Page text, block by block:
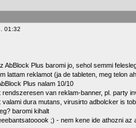
01:32
AbBlock Plus baromi jo, sehol semmi
lattam reklamot (ja de tableten, meg telon
Plus nalam 10/10
van reklam-banner, pl. party
valami dura mutans, virusirto adbolcker is
baromi kihalt
;) - nem kene ide athozni az